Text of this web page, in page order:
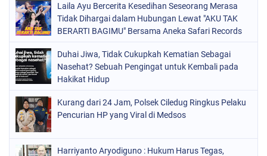
Laila Ayu Bercerita Kesedihan Seseorang Merasa
Tidak Dihargai dalam Hubungan Lewat "AKU TAK
BERARTI BAGIMU" Bersama Aneka Safari Records
Duhai Jiwa, Tidak Cukupkah Kematian Sebagai
Nasehat? Sebuah Pengingat untuk Kembali pada
Hakikat Hidup
Kurang dari 24 Jam, Polsek Ciledug Ringkus Pelaku
Pencurian HP yang Viral di Medsos
Harriyanto Aryodiguno : Hukum Harus Tegas,